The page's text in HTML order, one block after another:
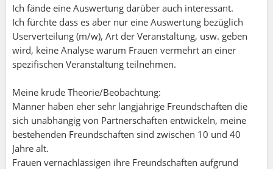
Ich fände eine Auswertung darüber auch interessant.
Ich fürchte dass es aber nur eine Auswertung bezüglich
Userverteilung (m/w), Art der Veranstaltung, usw. geben
wird, keine Analyse warum Frauen vermehrt an einer
spezifischen Veranstaltung teilnehmen.
Meine krude Theorie/Beobachtung:
Männer haben eher sehr langjährige Freundschaften die
sich unabhängig von Partnerschaften entwickeln, meine
bestehenden Freundschaften sind zwischen 10 und 40
Jahre alt.
Frauen vernachlässigen ihre Freundschaften aufgrund